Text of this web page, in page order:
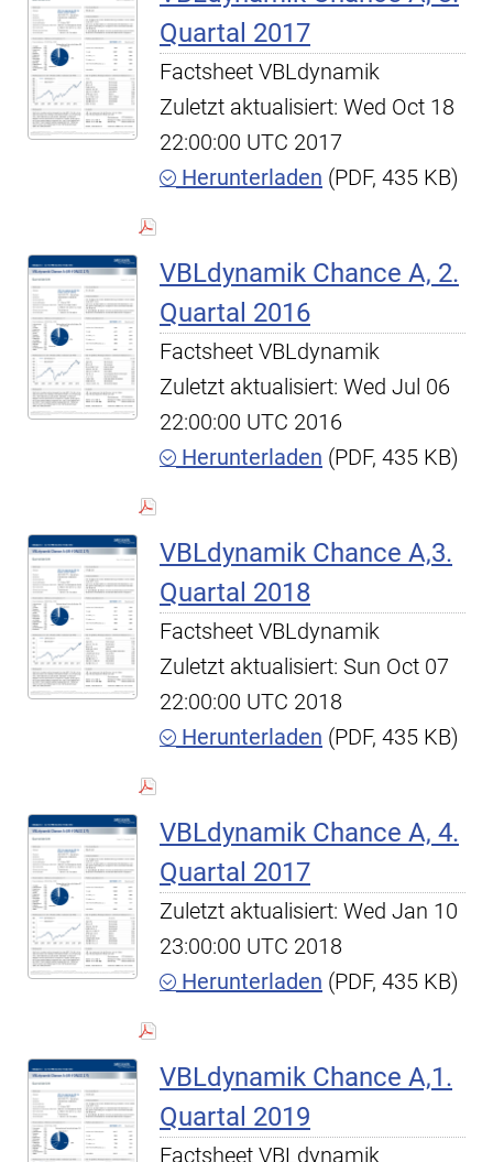
Quartal 2017
Factsheet VBLdynamik
Zuletzt aktualisiert: Wed Oct 18
22:00:00 UTC 2017
Herunterladen (PDF, 435 KB)
VBLdynamik Chance A, 2.
Quartal 2016
Factsheet VBLdynamik
Zuletzt aktualisiert: Wed Jul 06
22:00:00 UTC 2016
Herunterladen (PDF, 435 KB)
VBLdynamik Chance A,3.
Quartal 2018
Factsheet VBLdynamik
Zuletzt aktualisiert: Sun Oct 07
22:00:00 UTC 2018
Herunterladen (PDF, 435 KB)
VBLdynamik Chance A, 4.
Quartal 2017
Zuletzt aktualisiert: Wed Jan 10
23:00:00 UTC 2018
Herunterladen (PDF, 435 KB)
VBLdynamik Chance A,1.
Quartal 2019
Factsheet VBLdynamik